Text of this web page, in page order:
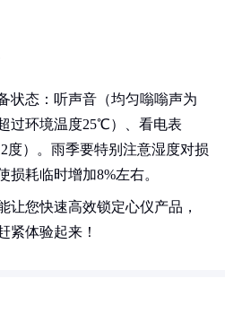
状态：听声音（均匀嗡嗡声为
过环境温度25℃）、看电表
度）。雨季要特别注意湿度对损
耗临时增加8%左右。
让您快速高效锁定心仪产品，
紧体验起来！